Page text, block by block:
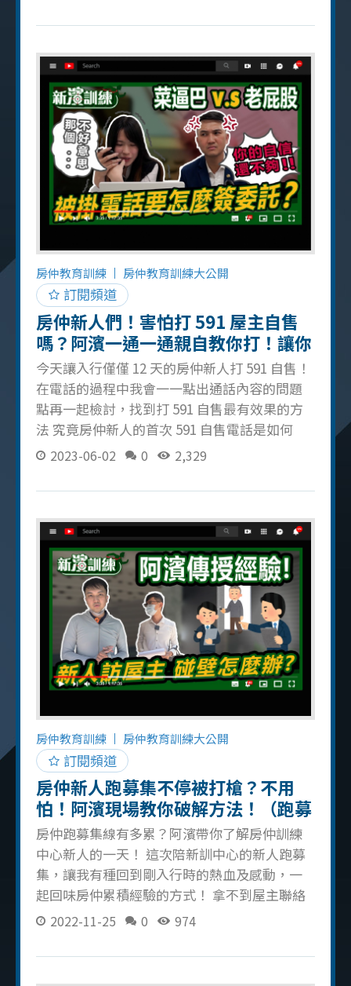
能一把抓 門、窗、爐火的示意圖如何畫 走到哪
要寫上格局名（如客廳、廚房），避免忘記 格
局圖必記小撇步 用鉛筆或自動筆畫，才可以塗
擦修改 廚房爐火有分成瓦斯爐、IH爐，記得在
旁備註 建測圖需放大 2 倍 須帶手寫夾板（方便
邊走邊畫） 房仲為何要畫格局圖 格局圖=和屋
主回報議價的第一步 可以在屋主不了解物件格
局時，拿出自己畫好的格局圖向屋主回報，增
加你的專業度，所以各位房仲新人記住了！格
局圖就是房仲心和肝，沒學好的話就別說你是
房仲！ 延伸影片：房仲必備技能！一枝鉛筆就
搞定～ 畫格局圖秘笈大公開！
房仲教育訓練 房仲教育訓練大公開
訂閱頻道
房仲新人們！害怕打 591 屋主自售
嗎？阿濱一通一通親自教你打！讓你
再也不怕被掛電話！
今天讓入行僅僅 12 天的房仲新人打 591 自售！
在電話的過程中我會一一點出通話內容的問題
點再一起檢討，找到打 591 自售最有效果的方
法 究竟房仲新人的首次 591 自售電話是如何
呢？（關於會讓屋主接起來的電話可以看這
篇） 591 自售電話地雷盤點 問對方是否在忙 這
句話容易讓屋主有更想掛電話的動機，應把話
詢問「是否有其他間房子在賣」等話題 急著和
屋主加 LINE 若屋主在電話中說要加 LINE 並以
傳訊息的方式聯絡，對方可以選擇已讀或不讀
不回你的方式處理，容易錯失和屋主連絡的機
會 容易被屋主說服 要增加業務纏鬥力，或許屋
主在通話的當下不想賣，但在幾年後想賣掉時
你有沒有在他身邊是個大重點！ 通話前還沒熟
悉商耕 在通話中如果屋主提到商圈或進一步詢
問的話，有做足商圈功課的話會大大加分 591
自售電話必記重點 重點整理盤點 先寫一張 591
自售電話的重點整理，在打電話前先看過一遍
並演練一次，才可以減少通話中出差錯的可能
性 堅定的房仲心態 避免太溫柔
2023-06-02 0 2,329
房仲教育訓練 房仲教育訓練大公開
訂閱頻道
房仲新人跑募集不停被打槍？不用
怕！阿濱現場教你破解方法！（跑募
集機車篇下集）
房仲跑募集線有多累？阿濱帶你了解房仲訓練
中心新人的一天！ 這次陪新訓中心的新人跑募
集，讓我有種回到剛入行時的熱血及感動，一
起回味房仲累積經驗的方式！ 拿不到屋主聯絡
方式怎麼辦？ 先帶飲料、小零食慰問管理員或
每次拜訪時帶飲料、小禮物軟化對方，建立長
2022-11-25 0 974